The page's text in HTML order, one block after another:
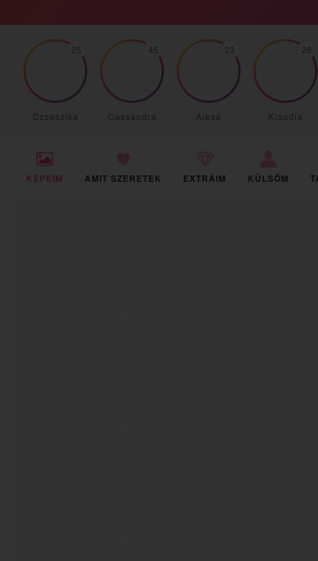
Dzseszika
25
Cassandra
45
Alexa
23
Klaudia
28
KÉPEIM AMIT SZERETEK EXTRÁIM KÜLSŐM